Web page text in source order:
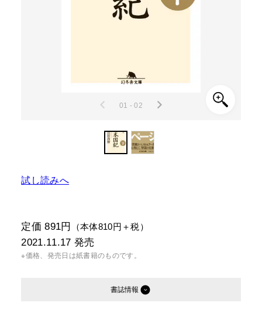
01 - 02
試し読みへ
定価 891円 （本体810円＋税）
2021.11.17 発売
※価格、発売日は紙書籍のものです。
書誌情報